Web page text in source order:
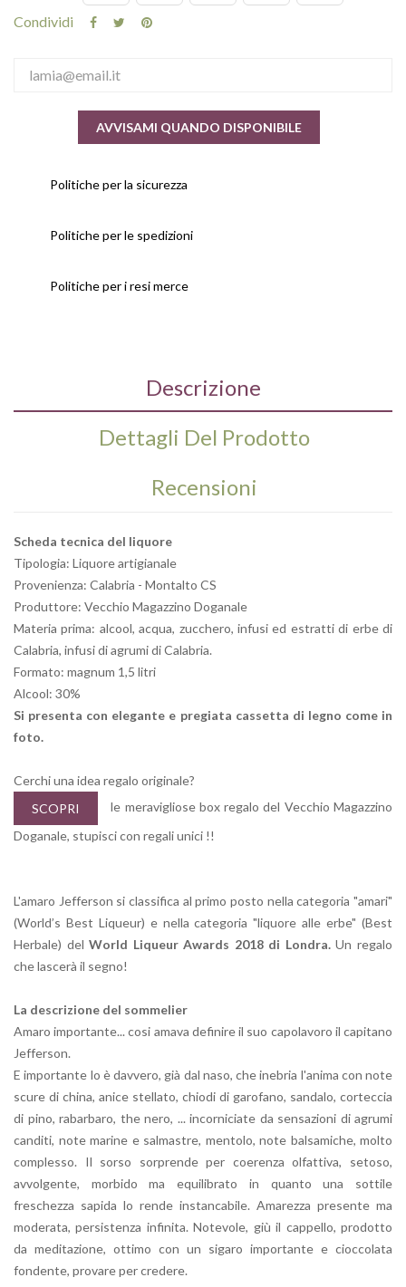
Condividi
AVVISAMI QUANDO DISPONIBILE
Politiche per la sicurezza
Politiche per le spedizioni
Politiche per i resi merce
Descrizione
Dettagli Del Prodotto
Recensioni
Scheda tecnica del liquore
Tipologia: Liquore artigianale
Provenienza: Calabria - Montalto CS
Produttore: Vecchio Magazzino Doganale
Materia prima: alcool, acqua, zucchero, infusi ed estratti di erbe di
Calabria, infusi di agrumi di Calabria.
Formato: magnum 1,5 litri
Alcool: 30%
Si presenta con elegante e pregiata cassetta di legno come in
foto.
Cerchi una idea regalo originale?
SCOPRI
le meravigliose box regalo del Vecchio Magazzino
Doganale, stupisci con regali unici !!
L'amaro Jefferson si classifica al primo posto nella categoria "amari"
(World’s Best Liqueur) e nella categoria "liquore alle erbe" (Best
Herbale) delWorld Liqueur Awards 2018 di Londra.Un regalo
che lascerà il segno!
La descrizione del sommelier
Amaro importante... cosi amava definire il suo capolavoro il capitano
Jefferson.
E importante lo è davvero, già dal naso, che inebria l'anima con note
scure di china, anice stellato, chiodi di garofano, sandalo, corteccia
di pino, rabarbaro, the nero, ... incorniciate da sensazioni di agrumi
canditi, note marine e salmastre, mentolo, note balsamiche, molto
complesso. Il sorso sorprende per coerenza olfattiva, setoso,
avvolgente, morbido ma equilibrato in quanto una sottile
freschezza sapida lo rende instancabile. Amarezza presente ma
moderata, persistenza infinita. Notevole, giù il cappello, prodotto
da meditazione, ottimo con un sigaro importante e cioccolata
fondente, provare per credere.